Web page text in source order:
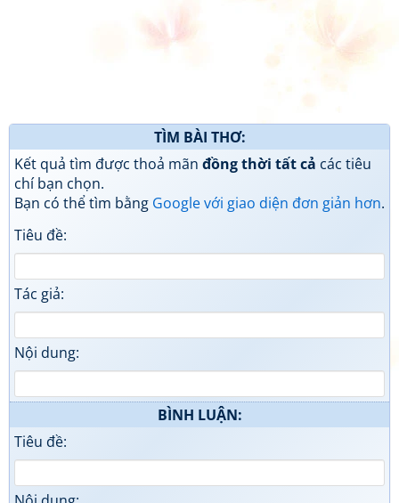
TÌM BÀI THƠ:
Kết quả tìm được thoả mãn đồng thời tất cả các tiêu
chí bạn chọn.
Bạn có thể tìm bằng Google với giao diện đơn giản hơn.
Tiêu đề:
Tác giả:
Nội dung:
BÌNH LUẬN:
Tiêu đề: